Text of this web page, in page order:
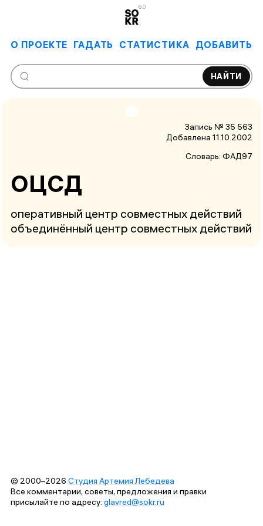
6.0
О ПРОЕКТЕ ГАДАТЬ СТАТИСТИКА ДОБАВИТЬ
НАЙТИ
Запись № 35 563
Добавлена 11.10.2002
Словарь: ФАД97
ОЦСД
оперативный центр совместных действий
объединённый центр совместных действий
© 2000–2026 Студия Артемия Лебедева
Все комментарии, советы, предложения и правки
присылайте по адресу: glavred@sokr.ru